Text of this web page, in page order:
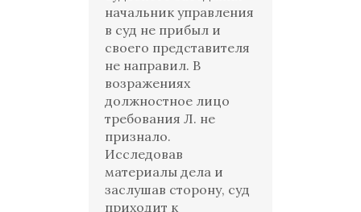
начальник управления
в суд не прибыл и
своего представителя
не направил. В
возражениях
должностное лицо
требования Л. не
признало.
Исследовав
материалы дела и
заслушав сторону, суд
приходит к